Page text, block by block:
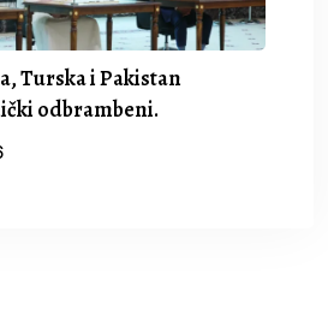
Turska i Pakistan
odbrambeni.